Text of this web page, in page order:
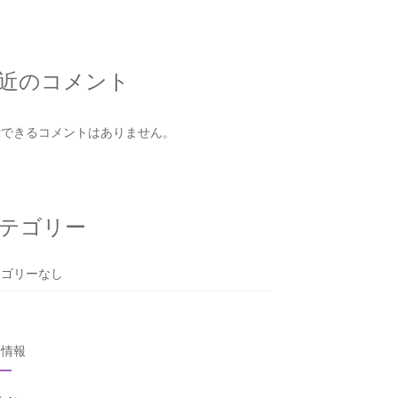
のコメント
きるコメントはありません。
ゴリー
リーなし
報